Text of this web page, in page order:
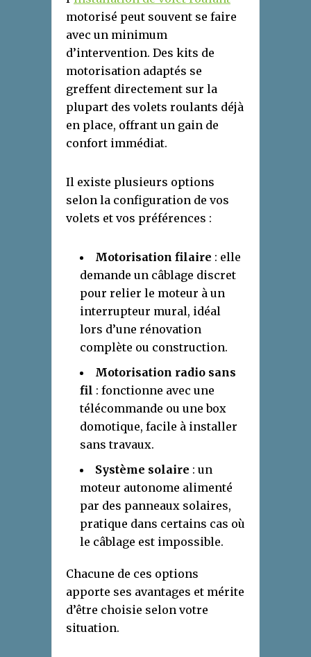
motorisé peut souvent se faire
avec un minimum
d’intervention. Des kits de
motorisation adaptés se
greffent directement sur la
plupart des volets roulants déjà
en place, offrant un gain de
confort immédiat.
Il existe plusieurs options
selon la configuration de vos
volets et vos préférences :
Motorisation filaire : elle
demande un câblage discret
pour relier le moteur à un
interrupteur mural, idéal
lors d’une rénovation
complète ou construction.
Motorisation radio sans
fil : fonctionne avec une
télécommande ou une box
domotique, facile à installer
sans travaux.
Système solaire : un
moteur autonome alimenté
par des panneaux solaires,
pratique dans certains cas où
le câblage est impossible.
Chacune de ces options
apporte ses avantages et mérite
d’être choisie selon votre
situation.